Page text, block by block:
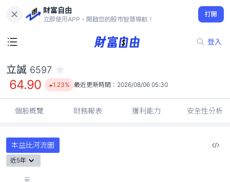
財富自由
立即使用APP，開啟您的股市智慧導航！
打開
登入
64.90
1.23%
立誠 6597
64.90 1.23% 最近更新時間： 2026/08/06 05:30
個股概覽 財務報表 獲利能力 安全性分析
本益比河流圖
近5年